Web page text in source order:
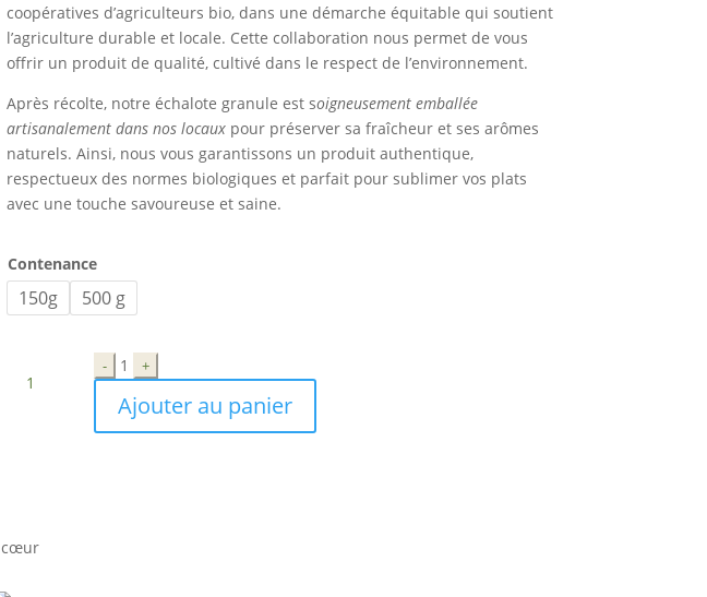
coopératives d’agriculteurs bio, dans une démarche équitable qui soutient
l’agriculture durable et locale. Cette collaboration nous permet de vous
offrir un produit de qualité, cultivé dans le respect de l’environnement.
Après récolte, notre échalote granule est soigneusement emballée
artisanalement dans nos locauxpour préserver sa fraîcheur et ses arômes
naturels. Ainsi, nous vous garantissons un produit authentique,
respectueux des normes biologiques et parfait pour sublimer vos plats
avec une touche savoureuse et saine.
Contenance
150g 500 g
Quantité
- 1 +
Ajouter au panier
cœur